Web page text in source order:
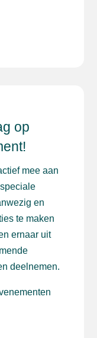
op
mee aan
en
te maken
ernaar uit
deelnemen.